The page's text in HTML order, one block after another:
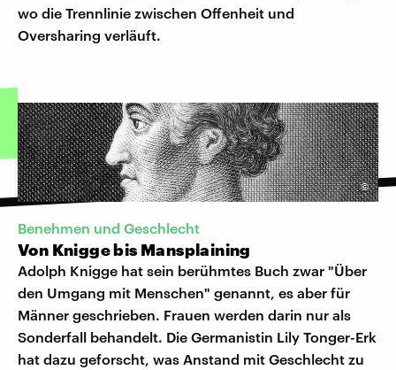
wo die Trennlinie zwischen Offenheit und
Oversharing verläuft.
©
Benehmen und Geschlecht
Von Knigge bis Mansplaining
Adolph Knigge hat sein berühmtes Buch zwar "Über
den Umgang mit Menschen" genannt, es aber für
Männer geschrieben. Frauen werden darin nur als
Sonderfall behandelt. Die Germanistin Lily Tonger-Erk
hat dazu geforscht, was Anstand mit Geschlecht zu